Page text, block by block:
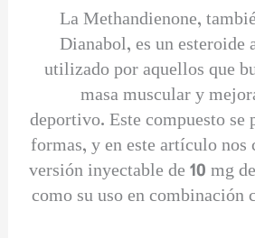
La Methandienone,
Dianabol, es un
utilizado por aquellos que
masa muscular y
deportivo. Este compuesto se
formas, y en este artículo nos
versión inyectable de 10 mg
como su uso en combinación